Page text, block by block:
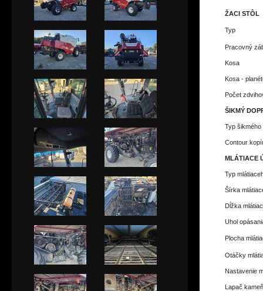
ŽACI STÔL
Typ
Pracovný
Kosa
Kosa -
Počet
ŠIKMÝ
Typ
Contour
MLÁTIACE
Typ
Šírka
Dĺžka
Uhol
Plocha
Otáčky
Nastavenie
Lapač